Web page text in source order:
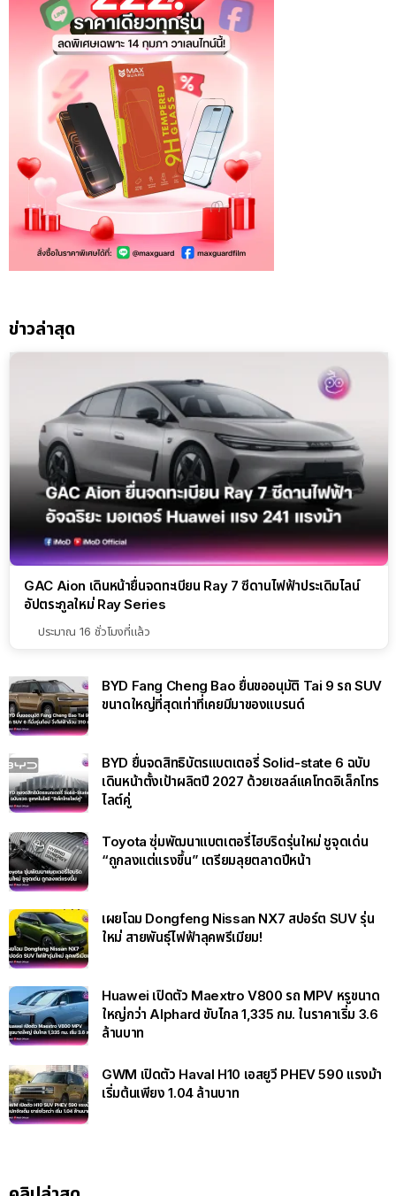
ข่าวล่าสุด
GAC Aion เดินหน้ายื่นจดทะเบียน Ray 7 ซีดานไฟฟ้าประเดิมไลน์
อัปตระกูลใหม่ Ray Series
ประมาณ 16 ชั่วโมงที่แล้ว
BYD Fang Cheng Bao ยื่นขออนุมัติ Tai 9 รถ SUV
ขนาดใหญ่ที่สุดเท่าที่เคยมีมาของแบรนด์
BYD ยื่นจดสิทธิบัตรแบตเตอรี่ Solid-state 6 ฉบับ
เดินหน้าตั้งเป้าผลิตปี 2027 ด้วยเซลล์แคโทดอิเล็กโทร
ไลต์คู่
Toyota ซุ่มพัฒนาแบตเตอรี่ไฮบริดรุ่นใหม่ ชูจุดเด่น
“ถูกลงแต่แรงขึ้น” เตรียมลุยตลาดปีหน้า
เผยโฉม Dongfeng Nissan NX7 สปอร์ต SUV รุ่น
ใหม่ สายพันธุ์ไฟฟ้าลุคพรีเมียม!
Huawei เปิดตัว Maextro V800 รถ MPV หรูขนาด
ใหญ่กว่า Alphard ขับไกล 1,335 กม. ในราคาเริ่ม 3.6
ล้านบาท
GWM เปิดตัว Haval H10 เอสยูวี PHEV 590 แรงม้า
เริ่มต้นเพียง 1.04 ล้านบาท